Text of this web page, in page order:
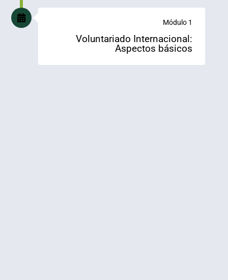
Módulo 1
Voluntariado Internacional:
Aspectos básicos